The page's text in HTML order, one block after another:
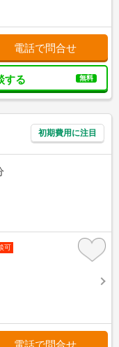
電話で問合せ
する 無料
初期費用に注目
可
電話で問合せ